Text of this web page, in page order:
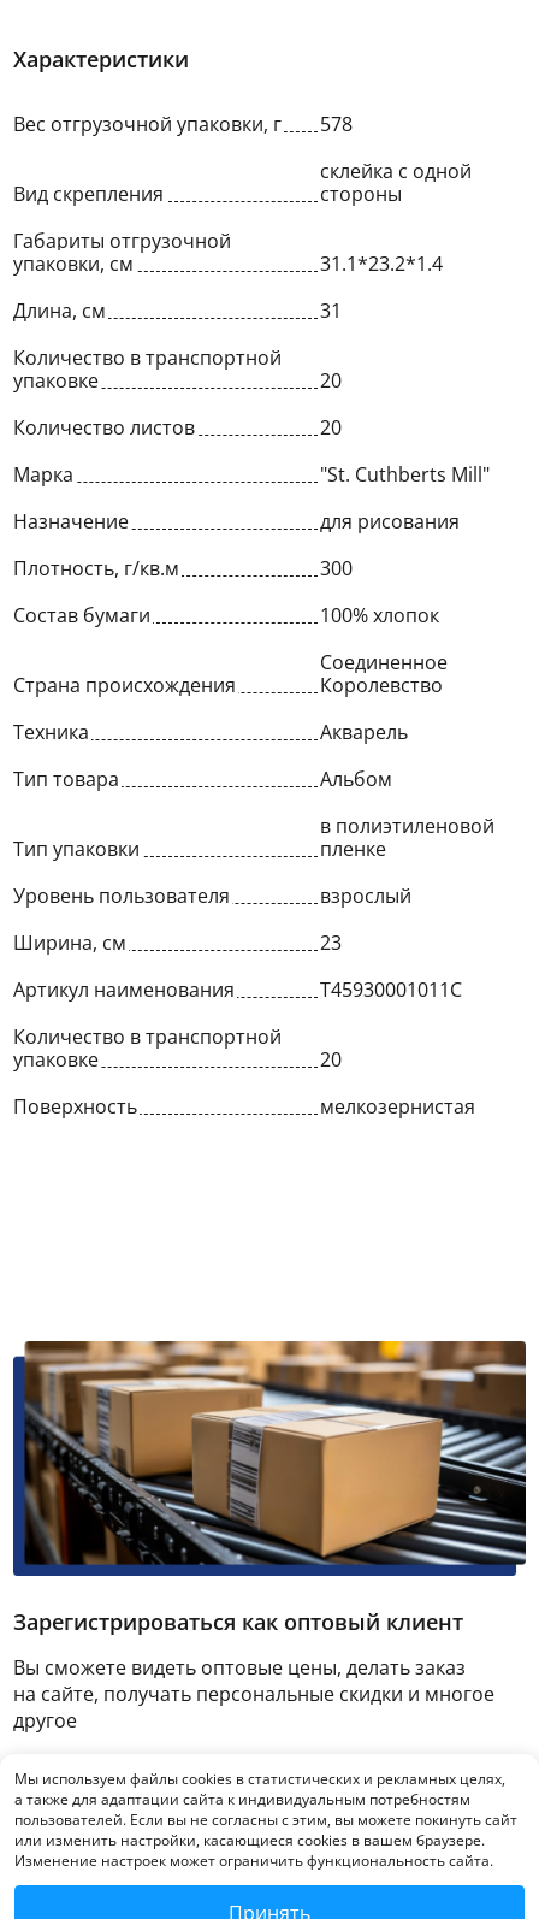
Характеристики
Вес отгрузочной упаковки, г 578
Вид скрепления
склейка с одной
стороны
Габариты отгрузочной
упаковки, см
31.1*23.2*1.4
Длина, см
31
Количество в транспортной
упаковке
20
Количество листов
20
Марка
"St. Cuthberts Mill"
Назначение
для рисования
Плотность, г/кв.м
300
Состав бумаги
100% хлопок
Страна происхождения
Соединенное
Королевство
Техника
Акварель
Тип товара
Альбом
Тип упаковки
в полиэтиленовой
пленке
Уровень пользователя
взрослый
Ширина, см
23
Артикул наименования
T45930001011C
Количество в транспортной
упаковке
20
Поверхность
мелкозернистая
Зарегистрироваться как оптовый клиент
Вы сможете видеть оптовые цены, делать заказ
на сайте, получать персональные скидки и многое
другое
Зарегистрироваться
Мы используем файлы cookies в статистических и рекламных целях,
а также для адаптации сайта к индивидуальным потребностям
пользователей. Если вы не согласны с этим, вы можете покинуть сайт
или изменить настройки, касающиеся cookies в вашем браузере.
Изменение настроек может ограничить функциональность сайта.
Принять